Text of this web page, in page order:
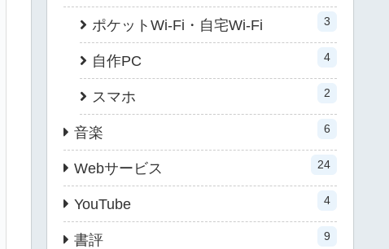
ポケットWi-Fi・自宅Wi-Fi 3
自作PC 4
スマホ 2
音楽 6
Webサービス 24
YouTube 4
書評 9